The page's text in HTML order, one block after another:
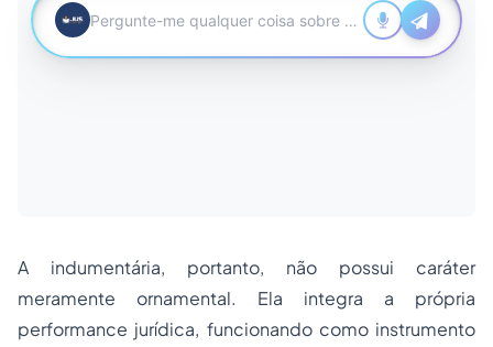
A indumentária, portanto, não possui caráter
meramente ornamental. Ela integra a própria
performance jurídica, funcionando como instrumento